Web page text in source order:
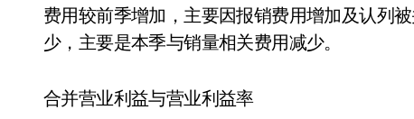
费用较前季增加，主要因报销费用增加及认列
少，主要是本季与销量相关费用减少。
合并营业利益与营业利益率